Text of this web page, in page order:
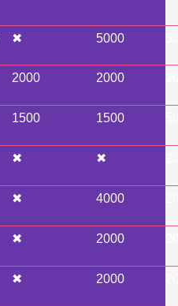
✖ 5000
2000 2000
1500 1500
✖ ✖
✖ 4000
✖ 2000
✖ 2000